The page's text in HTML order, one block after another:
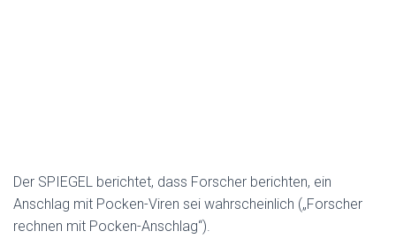
Der SPIEGEL berichtet, dass Forscher berichten, ein
Anschlag mit Pocken-Viren sei wahrscheinlich („Forscher
rechnen mit Pocken-Anschlag“).